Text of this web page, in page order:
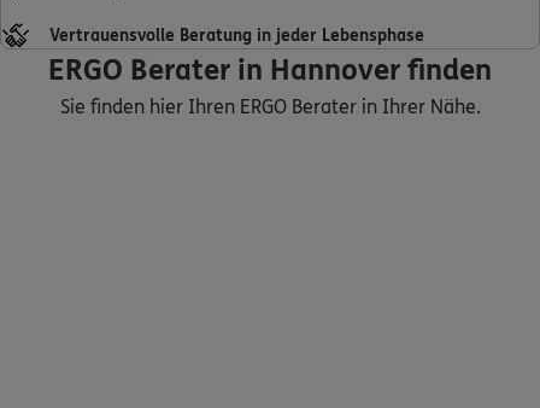
Nicht sicher, was Sie benötigen?
Vertrauensvolle Beratung in jeder Lebensphase
ERGO Berater in Hannover finden
Sie finden hier Ihren ERGO Berater in Ihrer Nähe.